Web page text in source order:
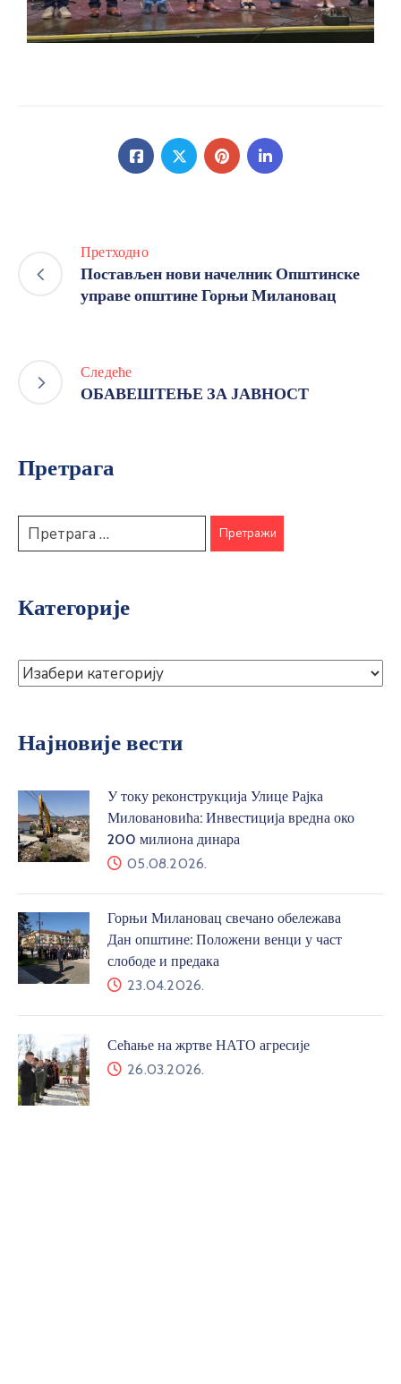
Претходно
Постављен нови начелник Општинске
управе општине Горњи Милановац
Следеће
ОБАВЕШТЕЊЕ ЗА ЈАВНОСТ
Претрага
Категорије
Најновије вести
У току реконструкција Улице Рајка
Миловановића: Инвестиција вредна око
200 милиона динара
05.08.2026.
Горњи Милановац свечано обележава
Дан општине: Положени венци у част
слободе и предака
23.04.2026.
Сећање на жртве НАТО агресије
26.03.2026.